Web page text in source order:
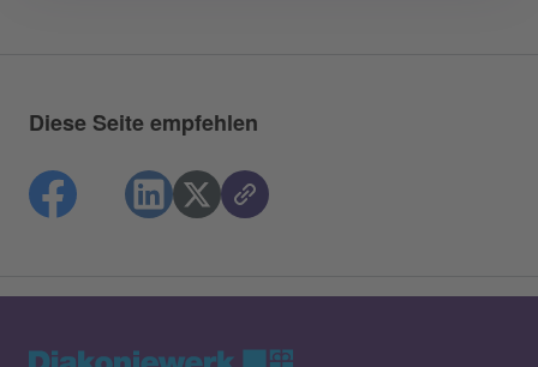
Diese Seite empfehlen